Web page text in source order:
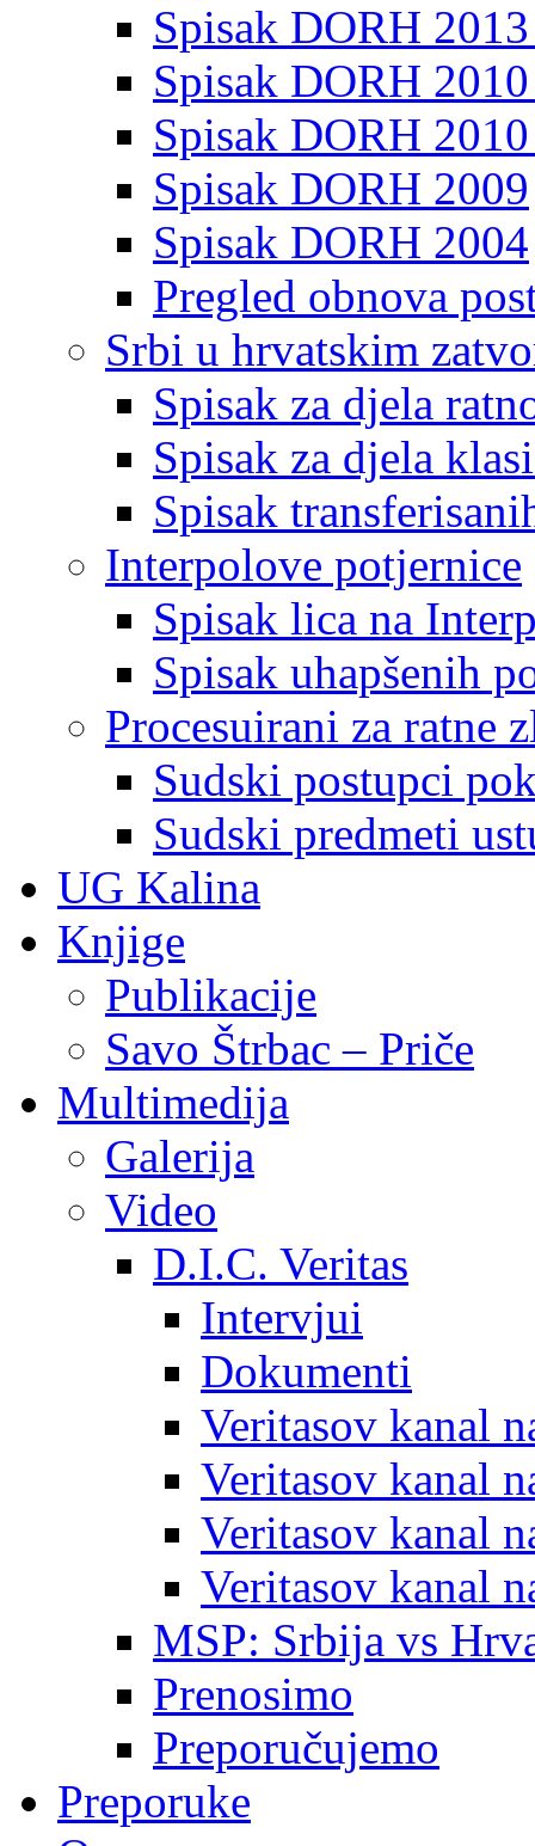
Spisak DORH
Spisak DORH
Spisak DORH
Spisak DORH 2009
Spisak DORH 2004
Pregled obnova
Srbi u hrvatskim
Spisak za djela
Spisak za djela
Spisak
Interpolove potjernice
Spisak lica na
Spisak uhapšenih
Procesuirani za ratne
Sudski postupci
Sudski predmeti
UG Kalina
Knjige
Publikacije
Savo Štrbac – Priče
Multimedija
Galerija
Video
D.I.C. Veritas
Intervjui
Dokumenti
Veritasov kanal
Veritasov kanal
Veritasov kanal
Veritasov kanal
MSP: Srbija vs
Prenosimo
Preporučujemo
Preporuke